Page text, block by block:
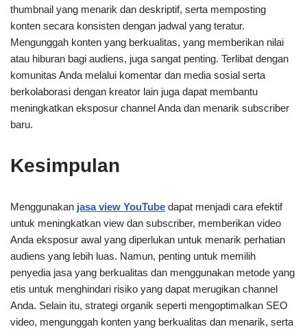
thumbnail yang menarik dan deskriptif, serta memposting
konten secara konsisten dengan jadwal yang teratur.
Mengunggah konten yang berkualitas, yang memberikan nilai
atau hiburan bagi audiens, juga sangat penting. Terlibat dengan
komunitas Anda melalui komentar dan media sosial serta
berkolaborasi dengan kreator lain juga dapat membantu
meningkatkan eksposur channel Anda dan menarik subscriber
baru.
Kesimpulan
Menggunakan jasa view YouTube dapat menjadi cara efektif
untuk meningkatkan view dan subscriber, memberikan video
Anda eksposur awal yang diperlukan untuk menarik perhatian
audiens yang lebih luas. Namun, penting untuk memilih
penyedia jasa yang berkualitas dan menggunakan metode yang
etis untuk menghindari risiko yang dapat merugikan channel
Anda. Selain itu, strategi organik seperti mengoptimalkan SEO
video, mengunggah konten yang berkualitas dan menarik, serta